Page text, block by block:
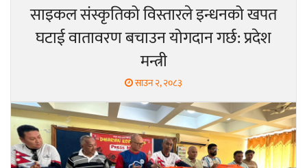
साइकल संस्कृतिको विस्तारले इन्धनको खपत
घटाई वातावरण बचाउन योगदान गर्छ: प्रदेश
मन्त्री
साउन २, २०८३